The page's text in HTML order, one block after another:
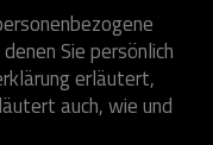
Sie persönlich
erläutert,
auch, wie und